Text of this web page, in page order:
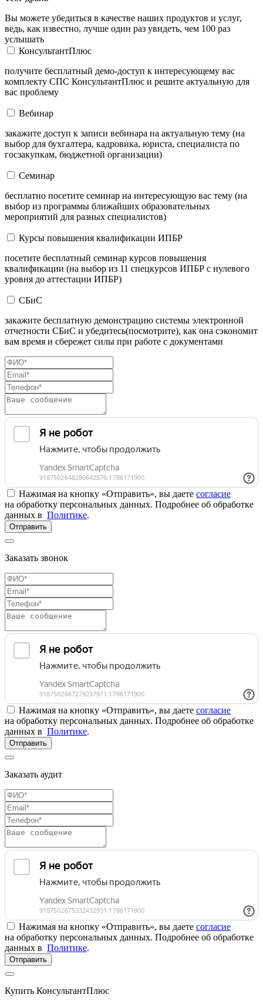
Вы можете убедиться в качестве наших продуктов и услуг,
ведь, как известно, лучше один раз увидеть, чем 100 раз
услышать
КонсультантПлюс
получите бесплатный демо-доступ к интересующему вас
комплекту СПС КонсультантПлюс и решите актуальную для
вас проблему
Вебинар
закажите доступ к записи вебинара на актуальную тему (на
выбор для бухгалтера, кадровика, юриста, специалиста по
госзакупкам, бюджетной организации)
Семинар
бесплатно посетите семинар на интересующую вас тему (на
выбор из программы ближайших образовательных
мероприятий для разных специалистов)
Курсы повышения квалификации ИПБР
посетите бесплатный семинар курсов повышения
квалификации (на выбор из 11 спецкурсов ИПБР с нулевого
уровня до аттестации ИПБР)
СБиС
закажите бесплатную демонстрацию системы электронной
отчетности СБиС и убедитесь(посмотрите), как она сэкономит
вам время и сбережет силы при работе с документами
Нажимая на кнопку «Отправить», вы даете согласие
на обработку персональных данных. Подробнее об обработке
данных в Политике.
Отправить
Заказать звонок
Нажимая на кнопку «Отправить», вы даете согласие
на обработку персональных данных. Подробнее об обработке
данных в Политике.
Отправить
Заказать аудит
Нажимая на кнопку «Отправить», вы даете согласие
на обработку персональных данных. Подробнее об обработке
данных в Политике.
Отправить
Купить КонсультантПлюс